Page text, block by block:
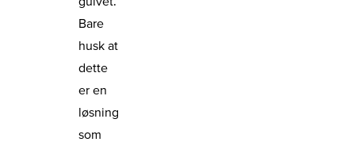
Bare
husk at
dette
er en
løsning
som